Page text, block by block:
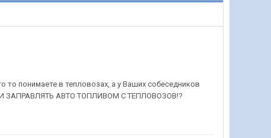
понимаете в тепловозах, а у Ваших собеседников
ЗАПРАВЛЯТЬ АВТО ТОПЛИВОМ С ТЕПЛОВОЗОВ!?